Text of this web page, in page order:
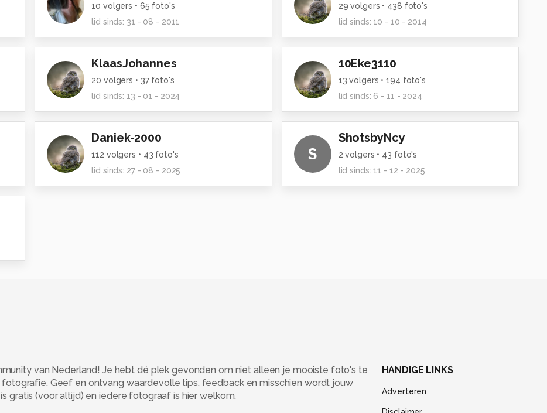
10 volgers • 65 foto's
lid sinds: 31 - 08 - 2011
29 volgers • 438 foto's
lid sinds:10 - 10 - 2014
KlaasJohannes
20 volgers • 37foto's
lid sinds:13 - 01 - 2024
10Eke3110
13 volgers •194 foto's
lid sinds: 6 - 11 - 2024
Daniek-2000
112 volgers • 43 foto's
lid sinds: 27 - 08 - 2025
S
ShotsbyNcy
2 volgers • 43 foto's
lid sinds:11 - 12 - 2025
van Nederland! Je hebt dé plek gevonden om niet alleen je mooiste foto's te
Geef en ontvang waardevolle tips, feedback en misschien wordt jouw
gratis (voor altijd) en iedere fotograaf is hier welkom.
HANDIGE LINKS
Adverteren